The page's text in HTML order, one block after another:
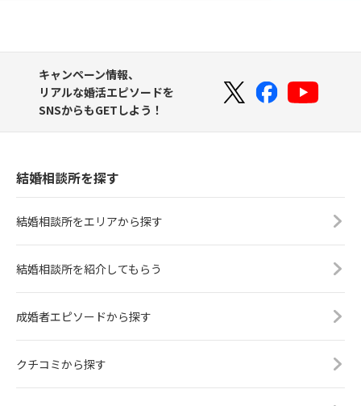
キャンペーン情報、
リアルな婚活エピソードを
SNSからもGETしよう！
結婚相談所を探す
結婚相談所をエリアから探す
結婚相談所を紹介してもらう
成婚者エピソードから探す
クチコミから探す